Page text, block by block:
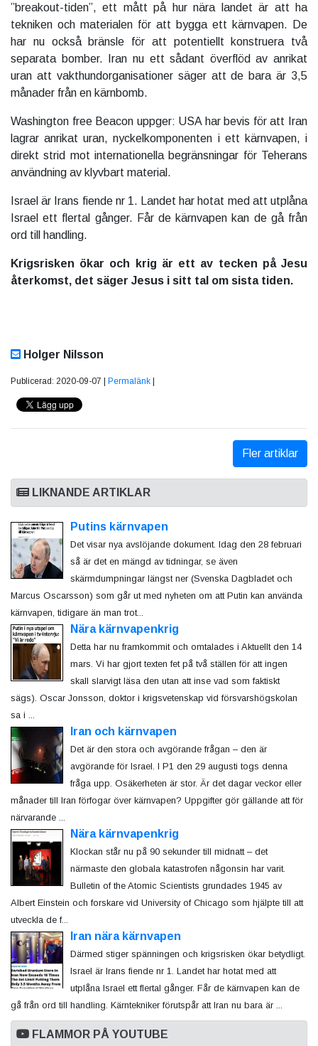
”breakout-tiden”, ett mått på hur nära landet är att ha
tekniken och materialen för att bygga ett kärnvapen. De
har nu också bränsle för att potentiellt konstruera två
separata bomber. Iran nu ett sådant överflöd av anrikat
uran att vakthundorganisationer säger att de bara är 3,5
månader från en kärnbomb.
Washington free Beacon uppger: USA har bevis för att Iran
lagrar anrikat uran, nyckelkomponenten i ett kärnvapen, i
direkt strid mot internationella begränsningar för Teherans
användning av klyvbart material.
Israel är Irans fiende nr 1. Landet har hotat med att utplåna
Israel ett flertal gånger. Får de kärnvapen kan de gå från
ord till handling.
Krigsrisken ökar och krig är ett av tecken på Jesu
återkomst, det säger Jesus i sitt tal om sista tiden.
Holger Nilsson
Publicerad: 2020-09-07 | Permalänk
Fler artiklar
LIKNANDE ARTIKLAR
Putins kärnvapen
Det visar nya avslöjande dokument. Idag den 28 februari
så är det en mängd av tidningar, se även
skärmdumpningar längst ner (Svenska Dagbladet och
Marcus Oscarsson) som går ut med nyheten om att Putin kan använda
kärnvapen, tidigare än man trot...
Nära kärnvapenkrig
Detta har nu framkommit och omtalades i Aktuellt den 14
mars. Vi har gjort texten fet på två ställen för att ingen
skall slarvigt läsa den utan att inse vad som faktiskt
sägs). Oscar Jonsson, doktor i krigsvetenskap vid försvarshögskolan
sa i ...
Iran och kärnvapen
Det är den stora och avgörande frågan – den är
avgörande för Israel. I P1 den 29 augusti togs denna
fråga upp. Osäkerheten är stor. Är det dagar veckor eller
månader till Iran förfogar över kärnvapen? Uppgifter gör gällande att för
närvarande ...
Nära kärnvapenkrig
Klockan står nu på 90 sekunder till midnatt – det
närmaste den globala katastrofen någonsin har varit.
Bulletin of the Atomic Scientists grundades 1945 av
Albert Einstein och forskare vid University of Chicago som hjälpte till att
utveckla de f...
Iran nära kärnvapen
Därmed stiger spänningen och krigsrisken ökar betydligt.
Israel är Irans fiende nr 1. Landet har hotat med att
utplåna Israel ett flertal gånger. Får de kärnvapen kan de
gå från ord till handling. Kärntekniker förutspår att Iran nu bara är ...
FLAMMOR PÅ YOUTUBE